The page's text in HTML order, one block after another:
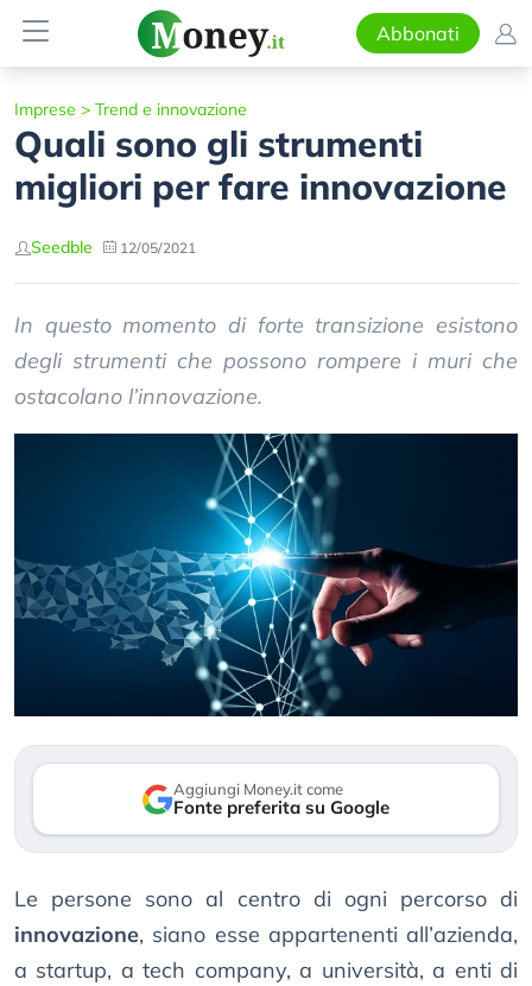
Abbonati
Imprese > Trend e innovazione
Quali sono gli strumenti
migliori per fare innovazione
Seedble 12/05/2021
In questo momento di forte transizione esistono
degli strumenti che possono rompere i muri che
ostacolano l’innovazione.
Aggiungi Money.it come
Fonte preferita su Google
Le persone sono al centro di ogni percorso di
innovazione, siano esse appartenenti all’azienda,
a startup, a tech company, a università, a enti di